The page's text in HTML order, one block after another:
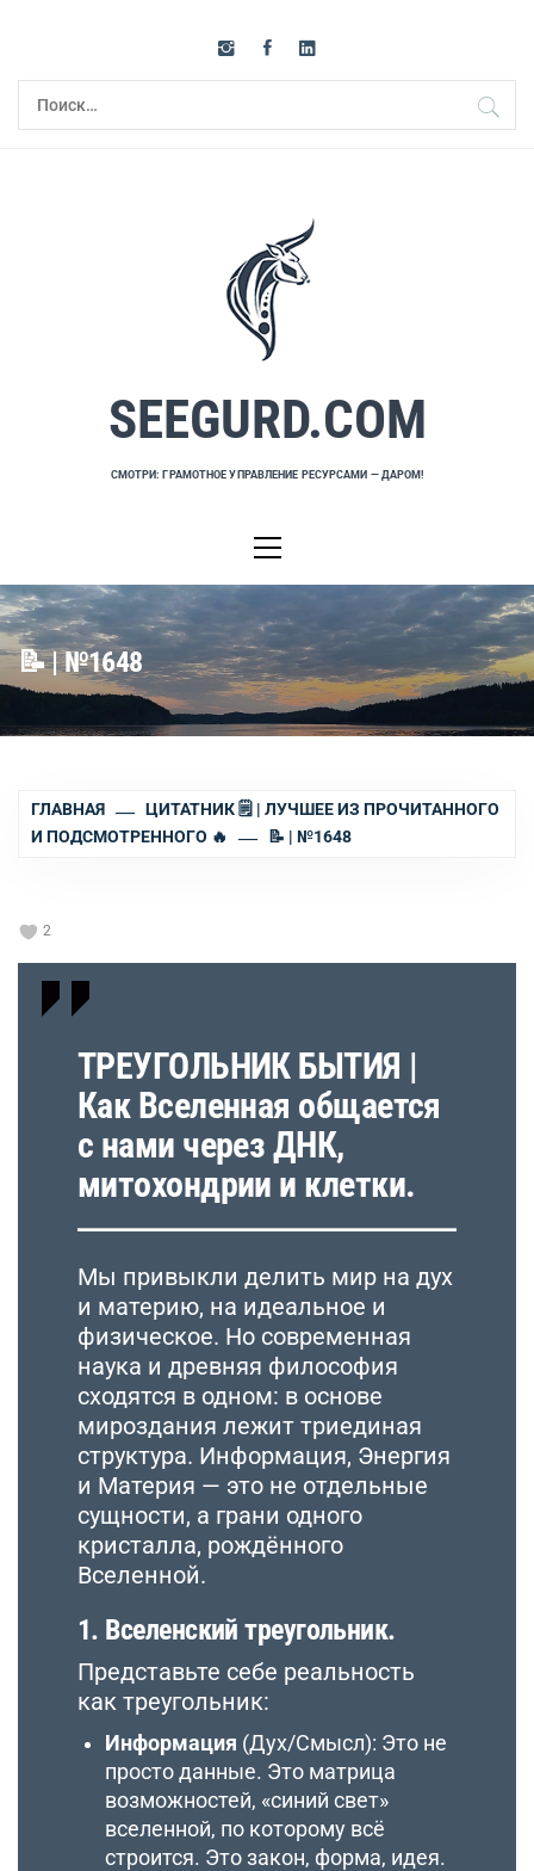
содержимому
Найти:
SEEGURD.COM
СМОТРИ: ГРАМОТНОЕ УПРАВЛЕНИЕ РЕСУРСАМИ — ДАРОМ!
меню
📝 | №1648
ГЛАВНАЯ
ЦИТАТНИК 🗒 | ЛУЧШЕЕ ИЗ ПРОЧИТАННОГО
И ПОДСМОТРЕННОГО 🔥
📝 | №1648
2
ТРЕУГОЛЬНИК БЫТИЯ |
Как Вселенная общается
с нами через ДНК,
митохондрии и клетки.
Мы привыкли делить мир на дух
и материю, на идеальное и
физическое. Но современная
наука и древняя философия
сходятся в одном: в основе
мироздания лежит триединая
структура. Информация, Энергия
и Материя — это не отдельные
сущности, а грани одного
кристалла, рождённого
Вселенной.
1. Вселенский треугольник.
Представьте себе реальность
как треугольник:
Информация (Дух/Смысл): Это не
просто данные. Это матрица
возможностей, «синий свет»
вселенной, по которому всё
строится. Это закон, форма, идея.